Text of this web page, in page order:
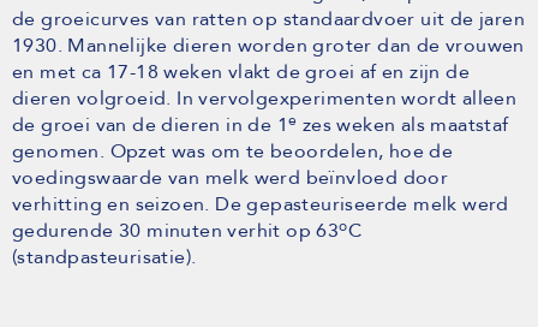
de groeicurves van ratten op standaardvoer uit de jaren
1930. Mannelijke dieren worden groter dan de vrouwen
en met ca 17-18 weken vlakt de groei af en zijn de
dieren volgroeid. In vervolgexperimenten wordt alleen
de groei van de dieren in de 1e zes weken als maatstaf
genomen. Opzet was om te beoordelen, hoe de
voedingswaarde van melk werd beïnvloed door
verhitting en seizoen. De gepasteuriseerde melk werd
gedurende 30 minuten verhit op 63oC
(standpasteurisatie).